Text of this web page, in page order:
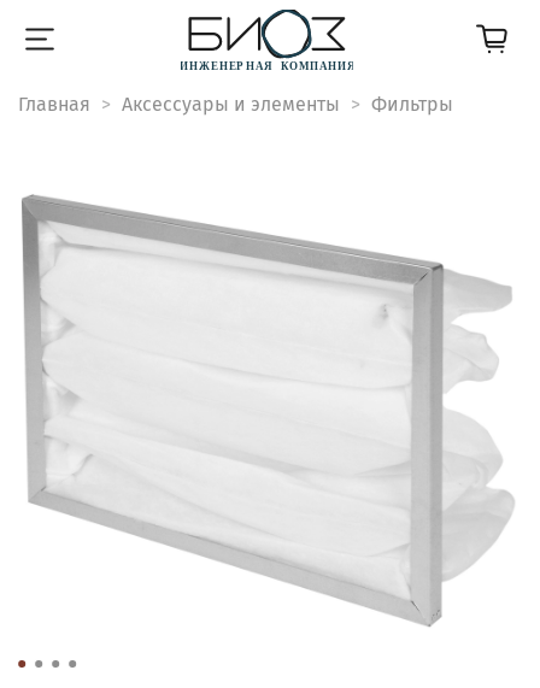
Главная Аксессуары и элементы Фильтры